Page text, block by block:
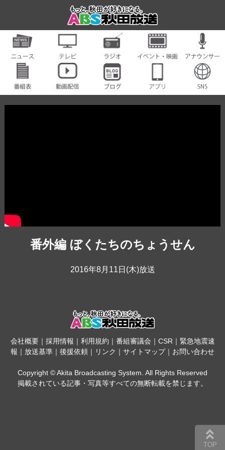
番外編 ぼくたちのちょうせん
2016年8月11日(木)放送
会社概要｜ 採用情報 ｜ 利用規約 ｜ 番組審議会 ｜ CSR ｜ 緊急地震速
報 ｜ 放送基準 ｜ 後援依頼 ｜ リンク ｜ サイトマップ｜ お問い合わせ
Copyright © Akita Broadcasting System. All Rights Reserved
掲載されている記事・写真等すべての無断転載を禁じます。